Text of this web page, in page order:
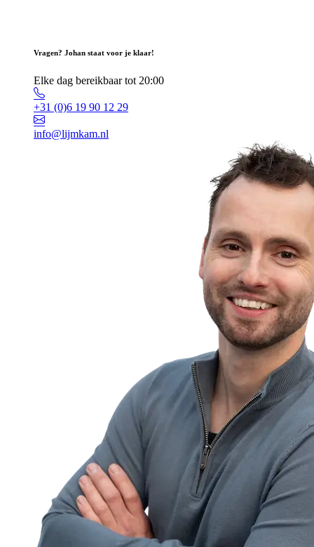
Vragen? Johan staat voor je klaar!
Elke dag bereikbaar tot 20:00
+31 (0)6 19 90 12 29
info@lijmkam.nl